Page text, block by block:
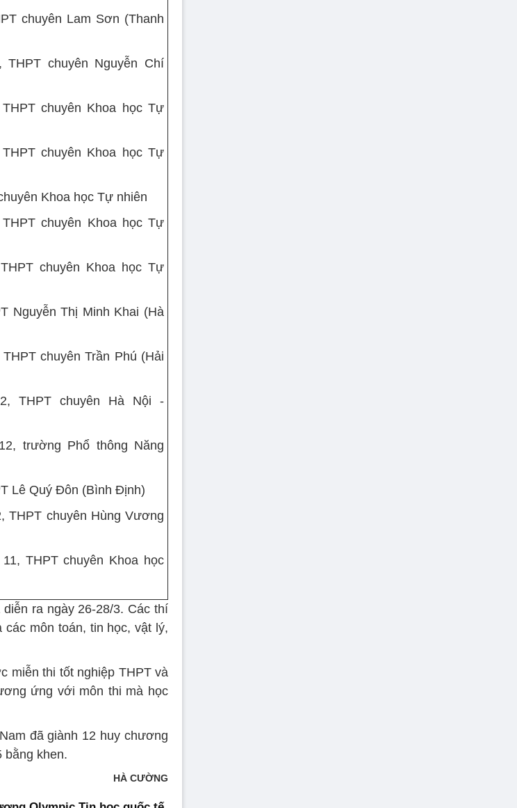
chuyên Lam Sơn (Thanh
chuyên Nguyễn Chí
chuyên Khoa học Tự
chuyên Khoa học Tự
Khoa học Tự nhiên
chuyên Khoa học Tự
chuyên Khoa học Tự
Nguyễn Thị Minh Khai (Hà
chuyên Trần Phú (Hải
THPT chuyên Hà Nội -
trường Phổ thông Năng
Lê Quý Đôn (Bình Định)
THPT chuyên Hùng Vương
THPT chuyên Khoa học
ra ngày 26-28/3. Các thí
môn toán, tin học, vật lý,
miễn thi tốt nghiệp THPT và
ứng với môn thi mà học
đã giành 12 huy chương
bằng khen.
HÀ CƯỜNG